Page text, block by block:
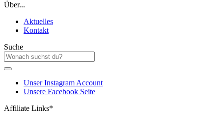
Über...
Aktuelles
Kontakt
Suche
Unser Instagram Account
Unsere Facebook Seite
Affiliate Links*